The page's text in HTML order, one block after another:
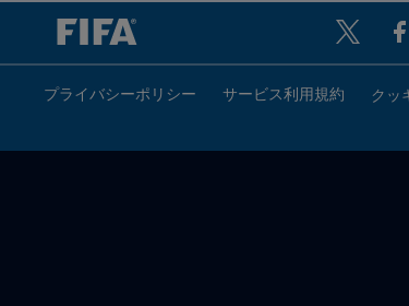
プライバシーポリシー サービス利用規約 クッ